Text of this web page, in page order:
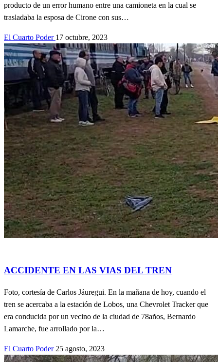
producto de un error humano entre una camioneta en la cual se
trasladaba la esposa de Cirone con sus…
El Cuarto Poder 17 octubre, 2023
ACCIDENTE EN LAS VIAS DEL TREN
Foto, cortesía de Carlos Jáuregui. En la mañana de hoy, cuando el
tren se acercaba a la estación de Lobos, una Chevrolet Tracker que
era conducida por un vecino de la ciudad de 78años, Bernardo
Lamarche, fue arrollado por la…
El Cuarto Poder 25 agosto, 2023